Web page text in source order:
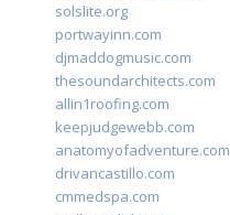
solslite.org
portwayinn.com
djmaddogmusic.com
thesoundarchitects.com
allin1roofing.com
keepjudgewebb.com
anatomyofadventure.com
drivancastillo.com
cmmedspa.com